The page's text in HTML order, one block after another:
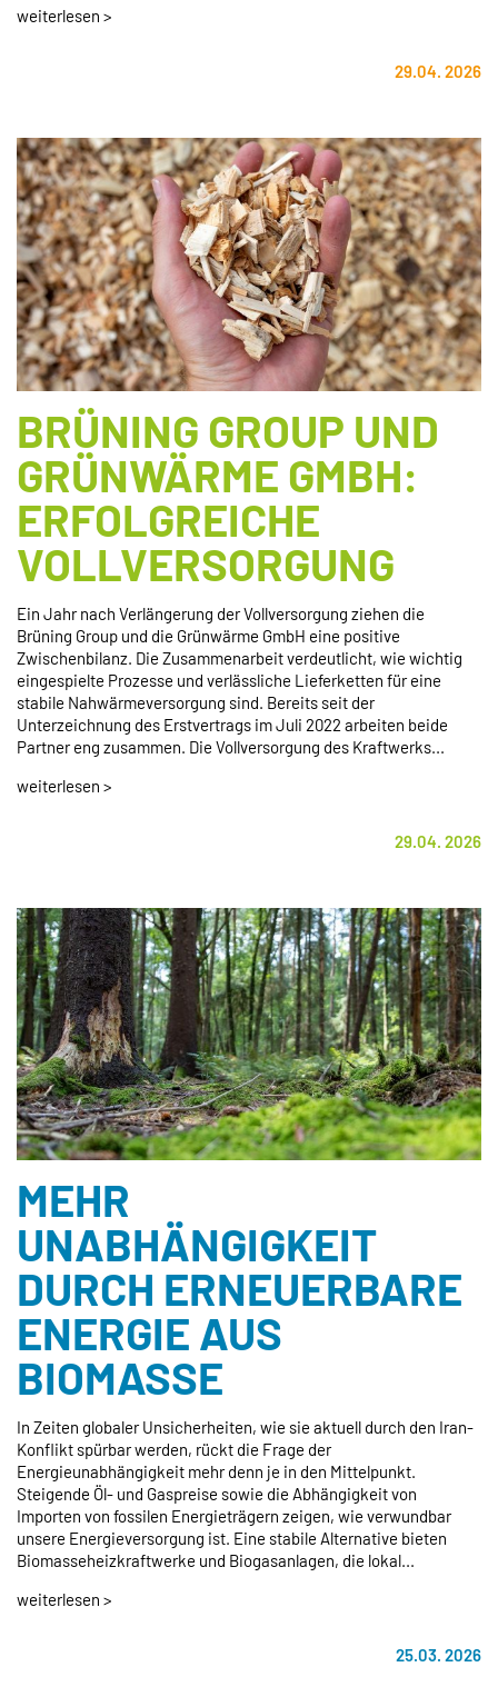
weiterlesen >
29.04. 2026
BRÜNING GROUP UND
GRÜNWÄRME GMBH:
ERFOLGREICHE
VOLLVERSORGUNG
Ein Jahr nach Verlängerung der Vollversorgung ziehen die
Brüning Group und die Grünwärme GmbH eine positive
Zwischenbilanz. Die Zusammenarbeit verdeutlicht, wie wichtig
eingespielte Prozesse und verlässliche Lieferketten für eine
stabile Nahwärmeversorgung sind. Bereits seit der
Unterzeichnung des Erstvertrags im Juli 2022 arbeiten beide
Partner eng zusammen. Die Vollversorgung des Kraftwerks...
weiterlesen >
29.04. 2026
MEHR
UNABHÄNGIGKEIT
DURCH ERNEUERBARE
ENERGIE AUS
BIOMASSE
In Zeiten globaler Unsicherheiten, wie sie aktuell durch den Iran-
Konflikt spürbar werden, rückt die Frage der
Energieunabhängigkeit mehr denn je in den Mittelpunkt.
Steigende Öl- und Gaspreise sowie die Abhängigkeit von
Importen von fossilen Energieträgern zeigen, wie verwundbar
unsere Energieversorgung ist. Eine stabile Alternative bieten
Biomasseheizkraftwerke und Biogasanlagen, die lokal...
weiterlesen >
25.03. 2026